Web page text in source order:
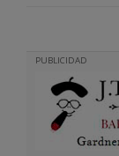
PUBLICIDAD